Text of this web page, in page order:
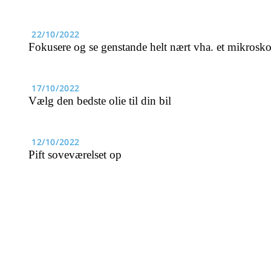
22/10/2022
Fokusere og se genstande helt nært vha. et
17/10/2022
Vælg den bedste olie til din bil
12/10/2022
Pift soveværelset op